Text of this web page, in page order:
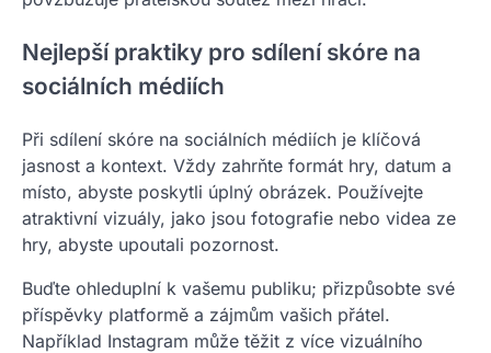
Nejlepší praktiky pro sdílení skóre na
sociálních médiích
Při sdílení skóre na sociálních médiích je klíčová
jasnost a kontext. Vždy zahrňte formát hry, datum a
místo, abyste poskytli úplný obrázek. Používejte
atraktivní vizuály, jako jsou fotografie nebo videa ze
hry, abyste upoutali pozornost.
Buďte ohleduplní k vašemu publiku; přizpůsobte své
příspěvky platformě a zájmům vašich přátel.
Například Instagram může těžit z více vizuálního